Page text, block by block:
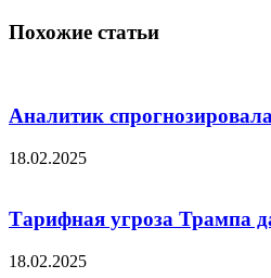
Похожие статьи
Аналитик
18.02.2025
Тарифная угроза Трампа
18.02.2025